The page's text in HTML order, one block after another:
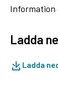
Information
Ladda
Ladda